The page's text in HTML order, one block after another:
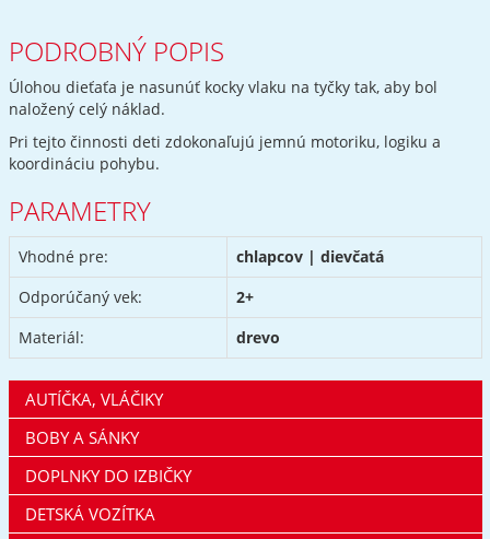
PODROBNÝ POPIS
Úlohou dieťaťa je nasunúť kocky vlaku na tyčky tak, aby bol
naložený celý náklad.
Pri tejto činnosti deti zdokonaľujú jemnú motoriku, logiku a
koordináciu pohybu.
PARAMETRY
Vhodné pre:
chlapcov | dievčatá
Odporúčaný vek:
2+
Materiál:
drevo
AUTÍČKA, VLÁČIKY
BOBY A SÁNKY
DOPLNKY DO IZBIČKY
DETSKÁ VOZÍTKA